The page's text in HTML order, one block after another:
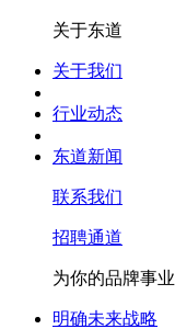
关于东道
关于我们
行业动态
东道新闻
联系我们
招聘通道
为你的品牌事业
明确未来战略